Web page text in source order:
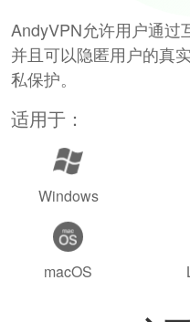
AndyVPN允许用户通过
并且可以隐匿用户的真
私保护。
适用于：
Windows
macOS